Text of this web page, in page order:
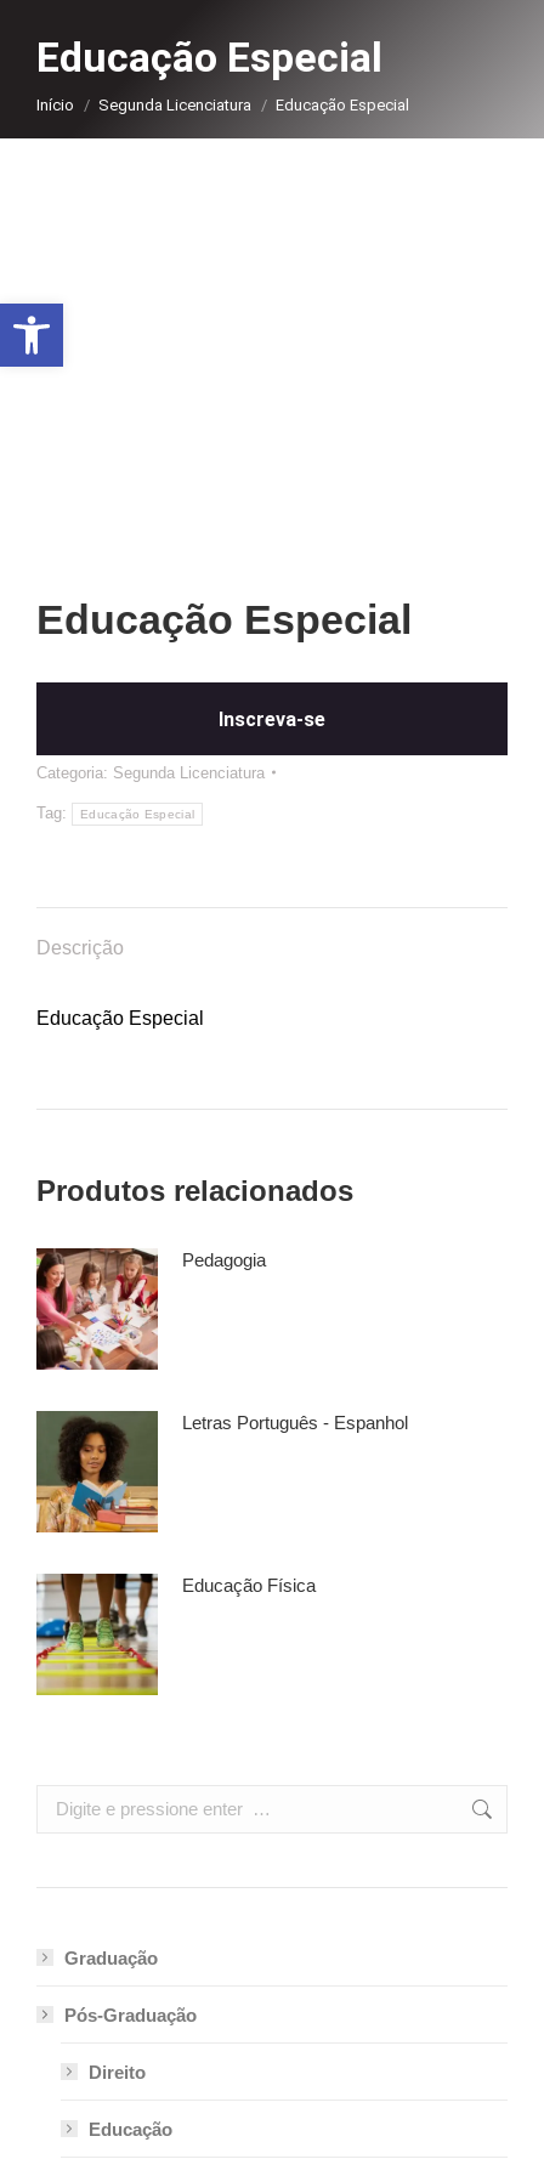
Educação Especial
Você está aqui:
Início Segunda Licenciatura Educação Especial
Educação Especial
Inscreva-se
Categoria: Segunda Licenciatura
Tag: Educação Especial
Descrição
Educação Especial
Produtos relacionados
Pedagogia
Letras Português - Espanhol
Educação Física
Search:
Graduação
Pós-Graduação
Direito
Educação
Abrir a barra de ferramentas